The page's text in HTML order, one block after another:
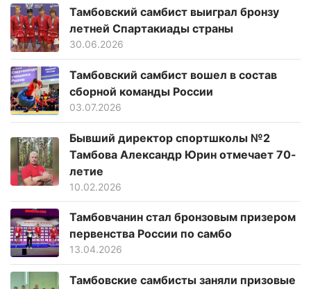
Тамбовский самбист выиграл бронзу
летней Спартакиады страны
30.06.2026
Тамбовский самбист вошел в состав
сборной команды России
03.07.2026
Бывший директор спортшколы №2
Тамбова Александр Юрин отмечает 70-
летие
10.02.2026
Тамбовчанин стал бронзовым призером
первенства России по самбо
13.04.2026
Тамбовские самбисты заняли призовые